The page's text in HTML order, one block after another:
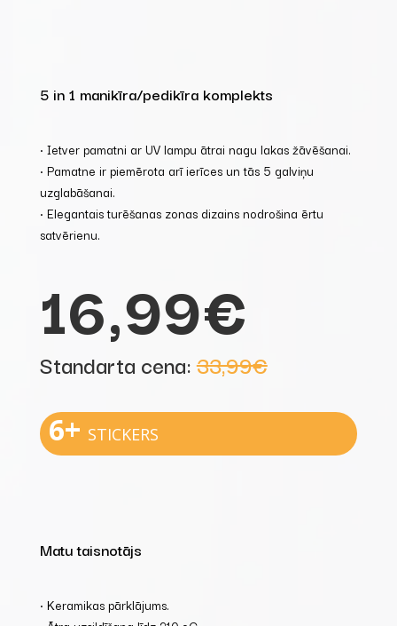
5 in 1 manikīra/pedikīra komplekts
• Ietver pamatni ar UV lampu ātrai nagu lakas žāvēšanai.
• Pamatne ir piemērota arī ierīces un tās 5 galviņu
uzglabāšanai.
• Elegantais turēšanas zonas dizains nodrošina ērtu
satvērienu.
16,99€
Standarta cena:33,99€
6+ STICKERS
Matu taisnotājs
• Keramikas pārklājums.